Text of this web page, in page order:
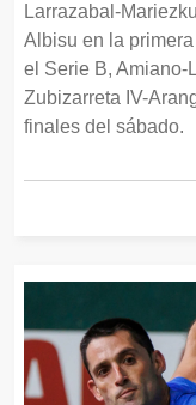
Larrazabal-
Albisu en la
el Serie B, Amiano-
Zubizarreta IV-
finales del sábado.